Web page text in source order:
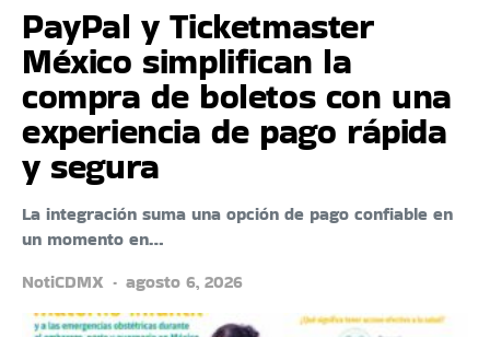
PayPal y Ticketmaster
México simplifican la
compra de boletos con una
experiencia de pago rápida
y segura
La integración suma una opción de pago confiable en
un momento en…
NotiCDMX
agosto 6, 2026